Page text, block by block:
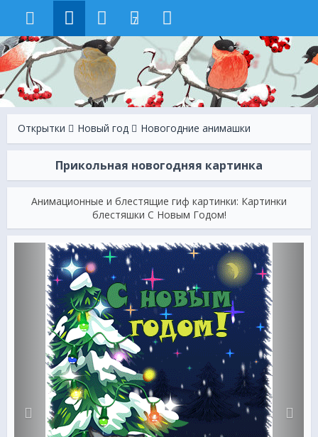
7
Открытки Новый год Новогодние анимашки
Прикольная новогодняя картинка
Анимационные и блестящие гиф картинки: Картинки
блестяшки С Новым Годом!